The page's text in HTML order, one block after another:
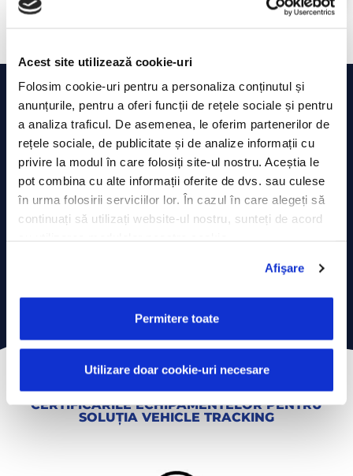
Acest site utilizează cookie-uri
Folosim cookie-uri pentru a personaliza conținutul și
anunțurile, pentru a oferi funcții de rețele sociale și pentru
a analiza traficul. De asemenea, le oferim partenerilor de
rețele sociale, de publicitate și de analize informații cu
privire la modul în care folosiți site-ul nostru. Aceștia le
pot combina cu alte informații oferite de dvs. sau culese
în urma folosirii serviciilor lor. În cazul în care alegeți să
continuați să utilizați website-ul nostru, sunteți de acord
Afişare
Permitere toate
Utilizare doar cookie-uri necesare
ALEGE SOLUȚIILE DORITE ȘI CONFIGUREAZĂ
OFERTA DE PREȚ!
CALCULATOR ECONOMIE
CERTIFICĂRILE ECHIPAMENTELOR PENTRU
SOLUȚIA VEHICLE TRACKING